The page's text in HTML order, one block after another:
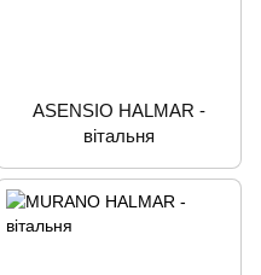
ASENSIO HALMAR -
вітальня